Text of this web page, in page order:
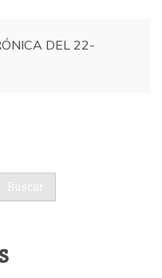
DEL 22-
Buscar